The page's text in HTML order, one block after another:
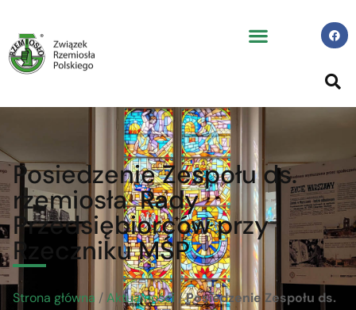
Posiedzenie Zespołu ds.
rzemiosła Rady
Przedsiębiorców przy
Rzeczniku MŚP
Strona główna /Aktualności /Posiedzenie Zespołu ds.